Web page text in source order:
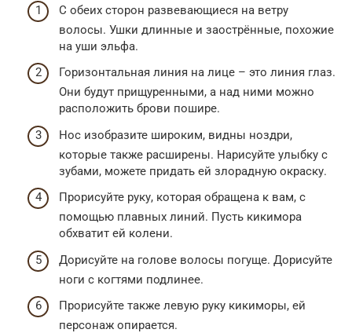
С обеих сторон развевающиеся на ветру
волосы. Ушки длинные и заострённые, похожие
на уши эльфа.
Горизонтальная линия на лице – это линия глаз.
Они будут прищуренными, а над ними можно
расположить брови пошире.
Нос изобразите широким, видны ноздри,
которые также расширены. Нарисуйте улыбку с
зубами, можете придать ей злорадную окраску.
Прорисуйте руку, которая обращена к вам, с
помощью плавных линий. Пусть кикимора
обхватит ей колени.
Дорисуйте на голове волосы погуще. Дорисуйте
ноги с когтями подлинее.
Прорисуйте также левую руку кикиморы, ей
персонаж опирается.